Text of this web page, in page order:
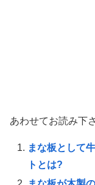
あわせてお読み下
まな板として
トとは?